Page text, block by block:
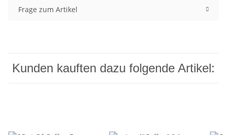
Frage zum Artikel
Kunden kauften dazu folgende Artikel: